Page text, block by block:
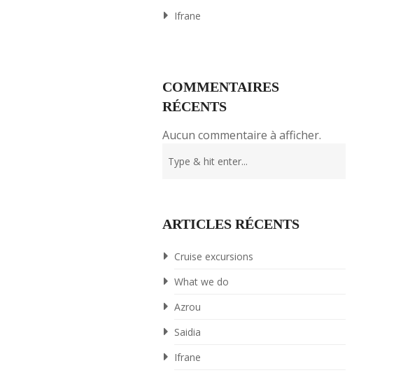
Ifrane
COMMENTAIRES
RÉCENTS
Aucun commentaire à afficher.
ARTICLES RÉCENTS
Cruise excursions
What we do
Azrou
Saidia
Ifrane